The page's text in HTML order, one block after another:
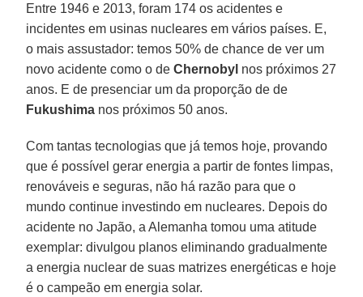
Entre 1946 e 2013, foram 174 os acidentes e
incidentes em usinas nucleares em vários países. E,
o mais assustador: temos 50% de chance de ver um
novo acidente como o deChernobyl nos próximos 27
anos. E de presenciar um da proporção de de
Fukushima nos próximos 50 anos.
Com tantas tecnologias que já temos hoje, provando
que é possível gerar energia a partir de fontes limpas,
renováveis e seguras, não há razão para que o
mundo continue investindo em nucleares. Depois do
acidente no Japão, a Alemanha tomou uma atitude
exemplar: divulgou planos eliminando gradualmente
a energia nuclear de suas matrizes energéticas e hoje
é o campeão em energia solar.